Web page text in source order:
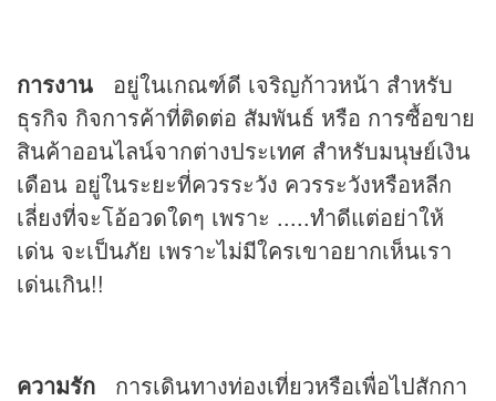
การงาน อยู่ในเกณฑ์ดี เจริญก้าวหน้า สำหรับ
ธุรกิจ กิจการค้าที่ติดต่อ สัมพันธ์ หรือ การซื้อขาย
สินค้าออนไลน์จากต่างประเทศ สำหรับมนุษย์เงิน
เดือน อยู่ในระยะที่ควรระวัง ควรระวังหรือหลีก
เลี่ยงที่จะโอ้อวดใดๆ เพราะ .....ทำดีแต่อย่าให้
เด่น จะเป็นภัย เพราะไม่มีใครเขาอยากเห็นเรา
เด่นเกิน!!
ความรัก
การเดินทางท่องเที่ยวหรือเพื่อไปสักกา